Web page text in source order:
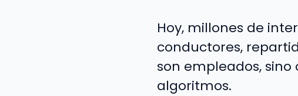
Hoy, millones de
conductores,
son empleados,
algoritmos.